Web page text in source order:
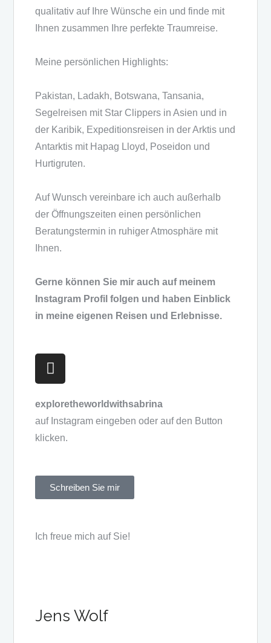
qualitativ auf Ihre Wünsche ein und finde mit
Ihnen zusammen Ihre perfekte Traumreise.
Meine persönlichen Highlights:
Pakistan, Ladakh, Botswana, Tansania,
Segelreisen mit Star Clippers in Asien und in
der Karibik, Expeditionsreisen in der Arktis und
Antarktis mit Hapag Lloyd, Poseidon und
Hurtigruten.
Auf Wunsch vereinbare ich auch außerhalb
der Öffnungszeiten einen persönlichen
Beratungstermin in ruhiger Atmosphäre mit
Ihnen.
Gerne können Sie mir auch auf meinem
Instagram Profil folgen und haben Einblick
in meine eigenen Reisen und Erlebnisse.
exploretheworldwithsabrina
auf Instagram eingeben oder auf den Button
klicken.
Schreiben Sie mir
Ich freue mich auf Sie!
Jens Wolf